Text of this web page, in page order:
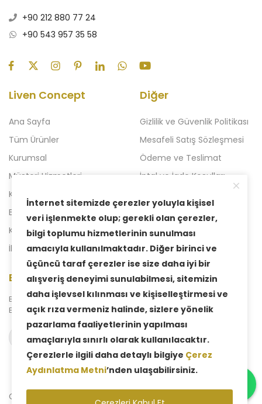
+90 212 880 77 24
+90 543 957 35 58
Liven Concept
Ana Sayfa
Tüm Ürünler
Kurumsal
Müşteri Hizmetleri
Kampanyalı Ürünler
Blog
Kataloglar
İletişim
Diğer
Gizlilik ve Güvenlik Politikası
Mesafeli Satış Sözleşmesi
Ödeme ve Teslimat
İptal ve İade Koşulları
Liven 2'li Kampanyalar
Yeni Kampanya
E-Bülten Aboneliği
Bizden haberdar olmak için
E-Bülten sistemimize abone olabilirsiniz.
Abone ol
Copyright © 2025 Liven Concept - Tüm Hakları Saklıdır.
İnternet sitemizde çerezler yoluyla kişisel
veri işlenmekte olup; gerekli olan çerezler,
bilgi toplumu hizmetlerinin sunulması
amacıyla kullanılmaktadır. Diğer birinci ve
üçüncü taraf çerezler ise size daha iyi bir
alışveriş deneyimi sunulabilmesi, sitemizin
daha işlevsel kılınması ve kişiselleştirmesi ve
açık rıza vermeniz halinde, sizlere yönelik
pazarlama faaliyetlerinin yapılması
amaçlarıyla sınırlı olarak kullanılacaktır.
Çerezlerle ilgili daha detaylı bilgiye Çerez
Aydınlatma Metni’nden ulaşabilirsiniz.